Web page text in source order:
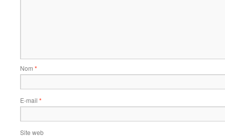
Nom *
E-mail *
Site web